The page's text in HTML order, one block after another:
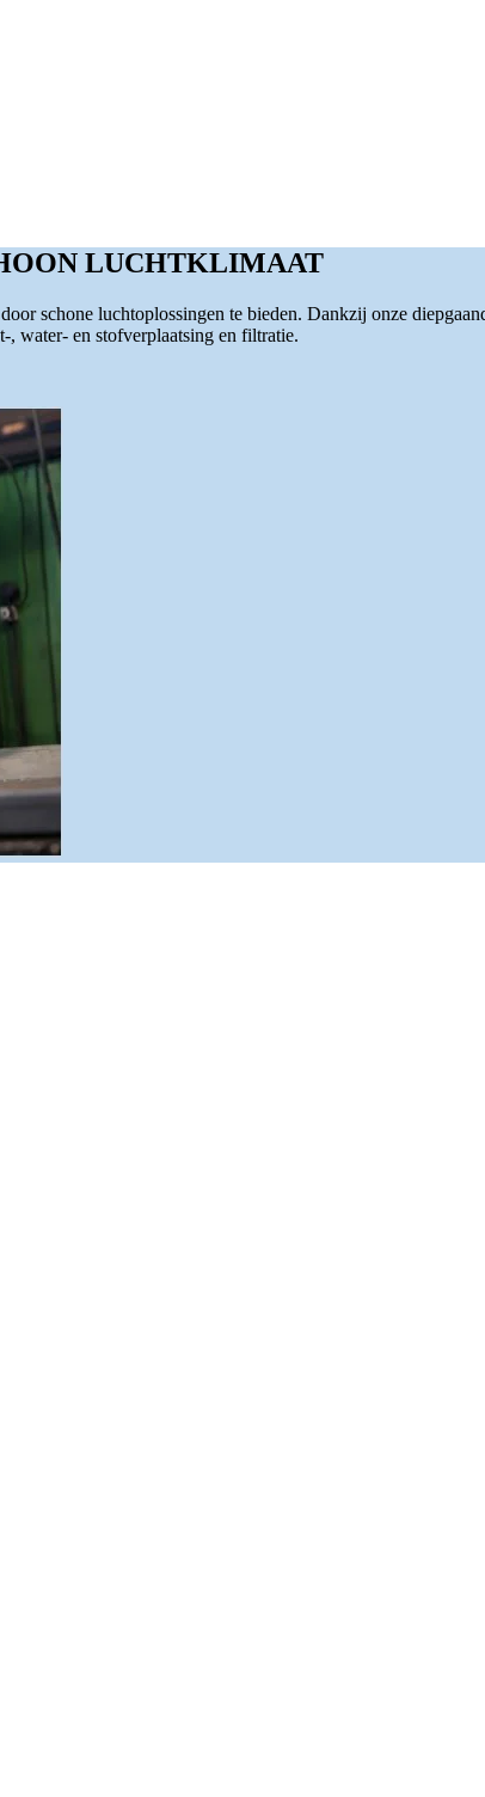
LUCHTKLIMAAT
schone luchtoplossingen te bieden. Dankzij onze
, water- en stofverplaatsing en filtratie.